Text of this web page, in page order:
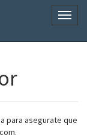
para asegurate que